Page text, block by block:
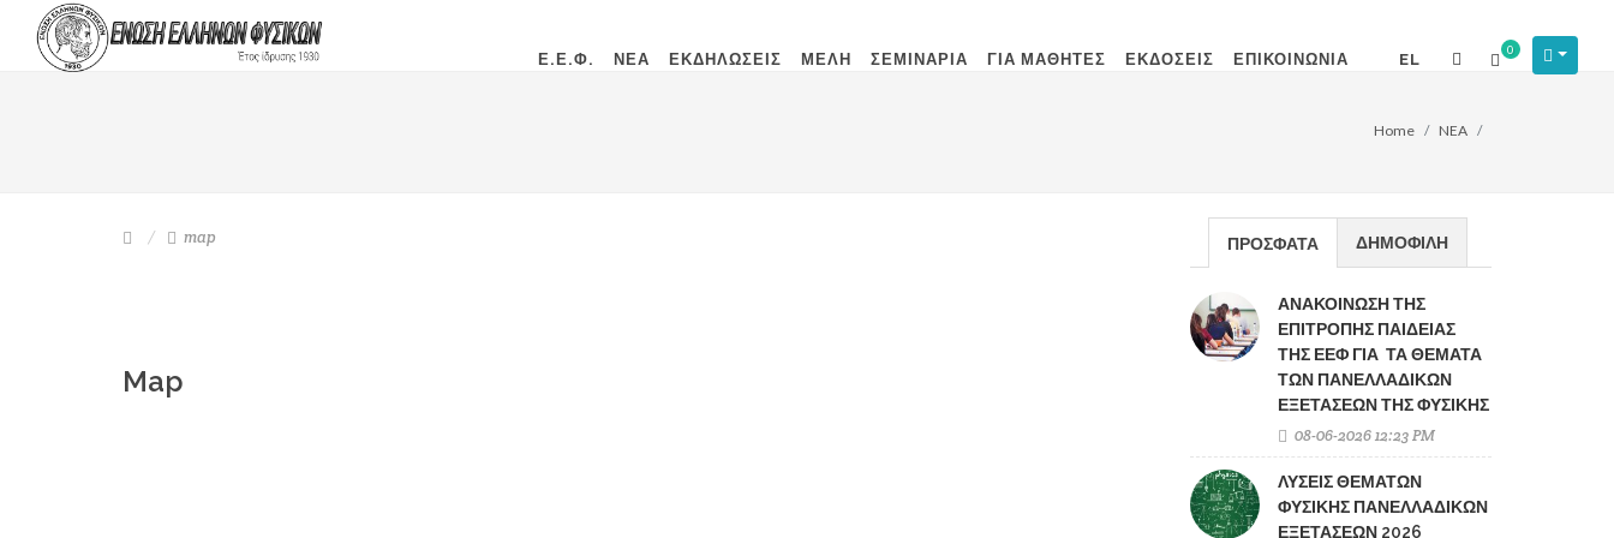
Ε.Ε.Φ. ΝΕΑ ΕΚΔΗΛΩΣΕΙΣ ΜΕΛΗ ΣΕΜΙΝΑΡΙΑ ΓΙΑ ΜΑΘΗΤΕΣ ΕΚΔΟΣΕΙΣ ΕΠΙΚΟΙΝΩΝΙΑ EL
0
Home NEA
map
Map
ΠΡΟΣΦΑΤΑ ΔΗΜΟΦΙΛΗ
ΑΝΑΚΟΙΝΩΣΗ ΤΗΣ
ΕΠΙΤΡΟΠΗΣ ΠΑΙΔΕΙΑΣ
ΤΗΣ ΕΕΦ ΓΙΑ ΤΑ ΘΕΜΑΤΑ
ΤΩΝ ΠΑΝΕΛΛΑΔΙΚΩΝ
ΕΞΕΤΑΣΕΩΝ ΤΗΣ ΦΥΣΙΚΗΣ
08-06-2026 12:23 PM
ΛΥΣΕΙΣ ΘΕΜΑΤΩΝ
ΦΥΣΙΚΗΣ ΠΑΝΕΛΛΑΔΙΚΩΝ
ΕΞΕΤΑΣΕΩΝ 2026